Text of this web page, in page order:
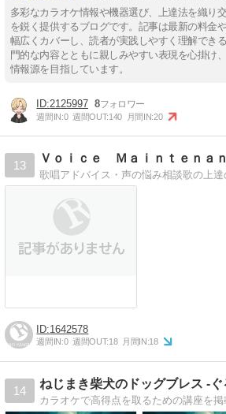
多彩なカラオケ情報や機器選び、上達法を織り
を鋭く提供するブログです。記事は最新の料金
幅広くカバーし、読者が実践しやすく理解でき
門的な内容とともに親しみやすい表現を心掛け
情報源を目指しています。
2125997 8
週間IN:0 週間OUT:140 月間IN:20
13
Ｖｏｉｃｅ Ｍａｉｎｔｅｎａ
歌唱アドバイス・声の悩み相談歌の上達
1642578
週間IN:0 週間OUT:18 月間IN:18
14
ねじまき柴犬のドッグブレス -